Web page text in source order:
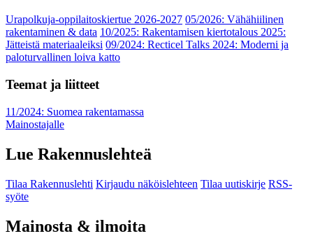
Urapolkuja-oppilaitoskiertue 2026-2027 05/2026: Vähähiilinen
rakentaminen & data 10/2025: Rakentamisen kiertotalous 2025:
Jätteistä materiaaleiksi 09/2024: Recticel Talks 2024: Moderni ja
paloturvallinen loiva katto
Teemat ja liitteet
11/2024: Suomea rakentamassa
Mainostajalle
Lue Rakennuslehteä
Tilaa Rakennuslehti Kirjaudu näköislehteen Tilaa uutiskirje RSS-
syöte
Mainosta & ilmoita